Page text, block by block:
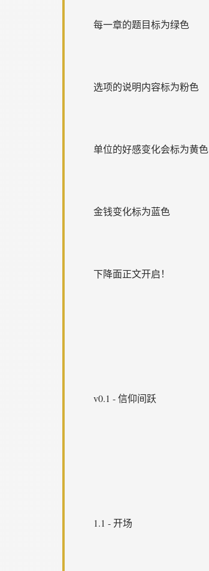
每一章的题目标为绿色
选项的说明内容标为粉色
单位的好感变化会标为黄色
金钱变化标为蓝色
下降面正文开启！
v0.1 - 信仰间跃
1.1 - 开场